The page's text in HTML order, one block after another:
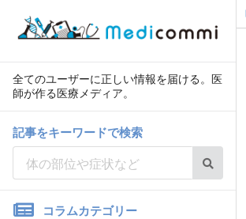
全てのユーザーに正しい情報を届ける。医
師が作る医療メディア。
記事をキーワードで検索
コラムカテゴリー